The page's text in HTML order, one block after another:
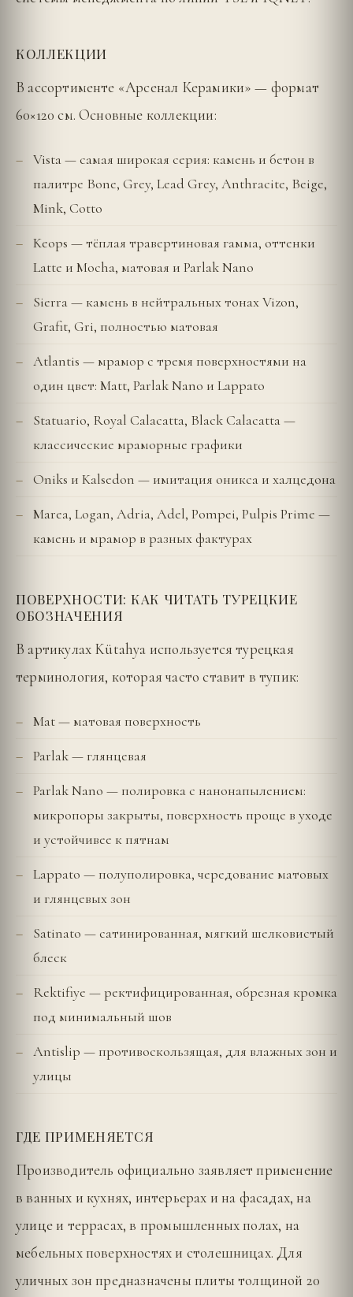
КОЛЛЕКЦИИ
В ассортименте «Арсенал Керамики» — формат
60×120 см. Основные коллекции:
Vista — самая широкая серия: камень и бетон в
палитре Bone, Grey, Lead Grey, Anthracite, Beige,
Mink, Cotto
Keops — тёплая травертиновая гамма, оттенки
Latte и Mocha, матовая и Parlak Nano
Sierra — камень в нейтральных тонах Vizon,
Grafit, Gri, полностью матовая
Atlantis — мрамор с тремя поверхностями на
один цвет: Matt, Parlak Nano и Lappato
Statuario, Royal Calacatta, Black Calacatta —
классические мраморные графики
Oniks и Kalsedon — имитация оникса и халцедона
Marea, Logan, Adria, Adel, Pompei, Pulpis Prime —
камень и мрамор в разных фактурах
ПОВЕРХНОСТИ: КАК ЧИТАТЬ ТУРЕЦКИЕ
ОБОЗНАЧЕНИЯ
В артикулах Kütahya используется турецкая
терминология, которая часто ставит в тупик:
Mat — матовая поверхность
Parlak — глянцевая
Parlak Nano — полировка с нанонапылением:
микропоры закрыты, поверхность проще в уходе
и устойчивее к пятнам
Lappato — полуполировка, чередование матовых
и глянцевых зон
Satinato — сатинированная, мягкий шелковистый
блеск
Rektifiye — ректифицированная, обрезная кромка
под минимальный шов
Antislip — противоскользящая, для влажных зон и
улицы
ГДЕ ПРИМЕНЯЕТСЯ
Производитель официально заявляет применение
в ванных и кухнях, интерьерах и на фасадах, на
улице и террасах, в промышленных полах, на
мебельных поверхностях и столешницах. Для
уличных зон предназначены плиты толщиной 20